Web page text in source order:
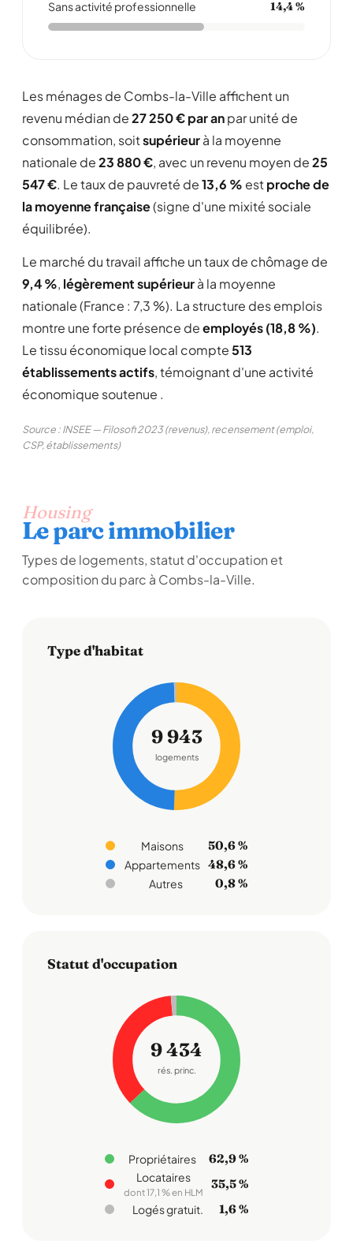
Sans activité professionnelle 14,4 %
Les ménages de Combs-la-Ville affichent un
revenu médian de27 250 € par anpar unité de
consommation, soitsupérieurà la moyenne
nationale de23 880 €, avec un revenu moyen de25
547 €. Le taux de pauvreté de13,6 % estproche de
la moyenne française(signe d'une mixité sociale
équilibrée).
Le marché du travail affiche un taux de chômage de
9,4 %, légèrement supérieurà la moyenne
nationale (France : 7,3 %). La structure des emplois
montre une forte présence deemployés (18,8 %).
Le tissu économique local compte513
établissements actifs, témoignant d'une activité
économique soutenue .
Source : INSEE — Filosofi 2023 (revenus), recensement (emploi,
CSP, établissements)
Housing
Le parc immobilier
Types de logements, statut d'occupation et
composition du parc à Combs-la-Ville.
Type d'habitat
9 943
logements
Maisons 50,6 %
Appartements 48,6 %
Autres 0,8 %
Statut d'occupation
9 434
rés. princ.
Propriétaires 62,9 %
Locataires
dont 17,1 % en HLM
35,5 %
Logés gratuit. 1,6 %